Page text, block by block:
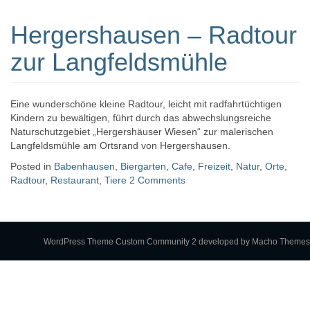
Hergershausen – Radtour
zur Langfeldsmühle
Eine wunderschöne kleine Radtour, leicht mit radfahrtüchtigen
Kindern zu bewältigen, führt durch das abwechslungsreiche
Naturschutzgebiet „Hergershäuser Wiesen“ zur malerischen
Langfeldsmühle am Ortsrand von Hergershausen.
Posted in Babenhausen Biergarten Cafe Freizeit Natur, Orte
Radtour, Restaurant Tiere 2 Comments
WordPress Theme Custom Community 2 developed by Macho Themes